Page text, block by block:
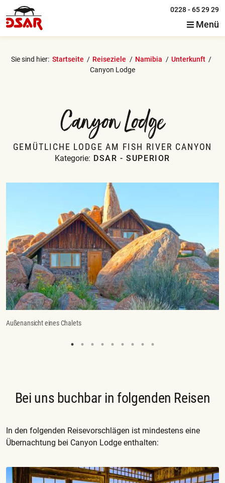
0228 - 65 29 29
Menü
Sie sind hier: Startseite Reiseziele Namibia
Unterkunft
Canyon Lodge
Canyon Lodge
GEMÜTLICHE LODGE AM FISH RIVER CANYON
Kategorie: DSAR - SUPERIOR
Außenansicht eines Chalets
Bei uns buchbar in folgenden Reisen
In den folgenden Reisevorschlägen ist mindestens eine
Übernachtung bei Canyon Lodge enthalten: